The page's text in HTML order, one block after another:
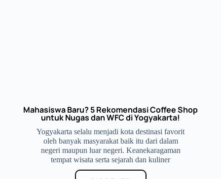
Mahasiswa Baru? 5 Rekomendasi Coffee Shop
untuk Nugas dan WFC di Yogyakarta!
Yogyakarta selalu menjadi kota destinasi favorit
oleh banyak masyarakat baik itu dari dalam
negeri maupun luar negeri. Keanekaragaman
tempat wisata serta sejarah dan kuliner